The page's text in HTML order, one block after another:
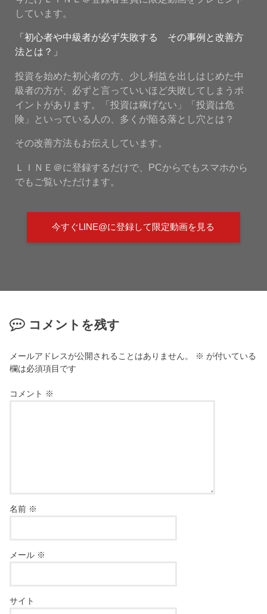
しています。
「初心者や中級者が必ず失敗する その事例と改善方
法とは？」
投資を始めた初心者の方、少し利益を出しはじめた中
級者の方が、必ずと言っていいほど失敗してしまうポ
イントがあります。「投資は稼げない」「投資は危
険」といっている人の、多くが陥る落とし穴とは？
その改善方法もお伝えしています。
ＬＩＮＥ＠に登録するだけで、PCからでもスマホから
でもご覧いただけます。
今すぐLINE@に登録して限定動画を見る
コメントを残す
メールアドレスが公開されることはありません。 ※ が付いている
欄は必須項目です
コメント ※
名前 ※
メール ※
サイト